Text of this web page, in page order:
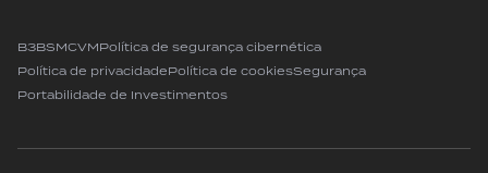
B3BSMCVMPolítica de segurança cibernética
Política de privacidadePolítica de cookiesSegurança
Portabilidade de Investimentos